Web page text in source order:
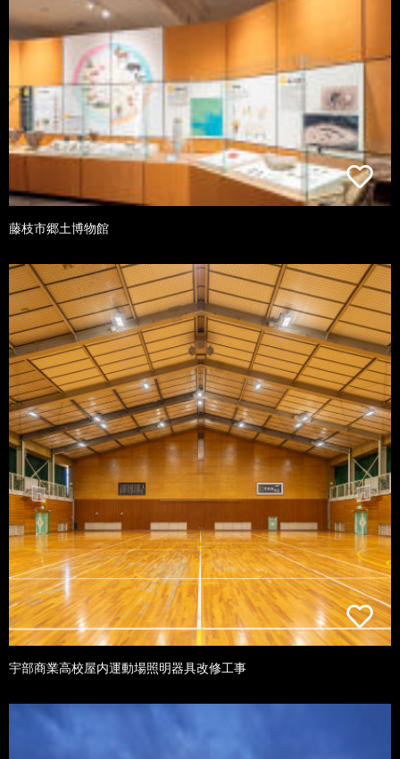
藤枝市郷土博物館
宇部商業高校屋内運動場照明器具改修工事